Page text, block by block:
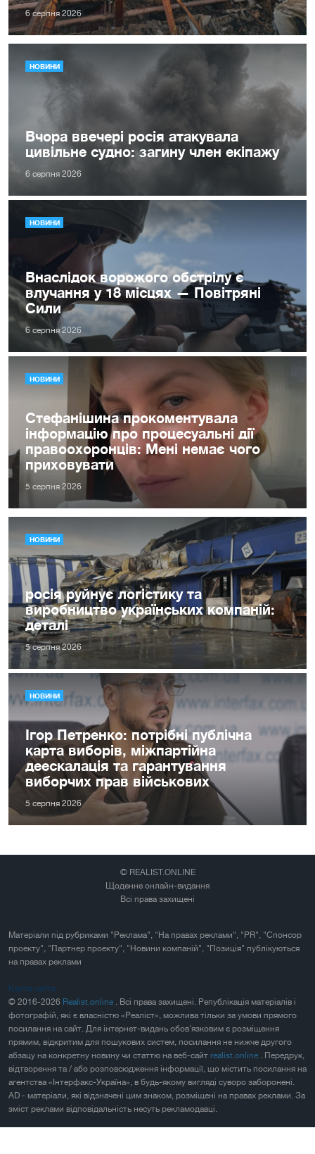
6 серпня 2026
НОВИНИ
Вчора ввечері росія атакувала
цивільне судно: загину член екіпажу
6 серпня 2026
НОВИНИ
Внаслідок ворожого обстрілу є
влучання у 18 місцях — Повітряні
Сили
6 серпня 2026
НОВИНИ
Стефанішина прокоментувала
інформацію про процесуальні дії
правоохоронців: Мені немає чого
приховувати
5 серпня 2026
НОВИНИ
росія руйнує логістику та
виробництво українських компаній:
деталі
5 серпня 2026
НОВИНИ
Ігор Петренко: потрібні публічна
карта виборів, міжпартійна
деескалація та гарантування
виборчих прав військових
5 серпня 2026
© REALIST.ONLINE
Щоденне онлайн-видання
Всі права захищені
Матеріали під рубриками "Реклама", "На правах реклами", "PR", "Спонсор
проекту", "Партнер проекту", "Новини компаній", "Позиція" публікуються
на правах реклами
Карта сайта
© 2016-2026 Realist.online
. Всі права захищені. Републікація матеріалів і
фотографій, які є власністю «Реаліст», можлива тільки за умови прямого
посилання на сайт. Для інтернет-видань обов'язковим є розміщення
прямим, відкритим для пошукових систем, посилання не нижче другого
абзацу на конкретну новину чи статтю на веб-сайт realist.online
. Передрук,
відтворення та / або розповсюдження інформації, що містить посилання на
агентства «Інтерфакс-Україна», в будь-якому вигляді суворо заборонені.
AD - матеріали, які відзначені цим знаком, розміщені на правах реклами. За
зміст реклами відповідальність несуть рекламодавці.